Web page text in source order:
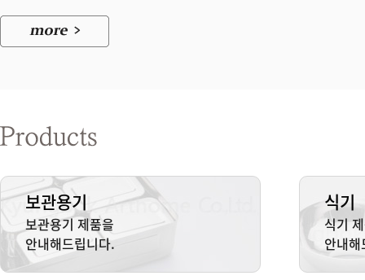
보관용기
보관용기 제품을
안내해드립니다.
식기
식기
안내